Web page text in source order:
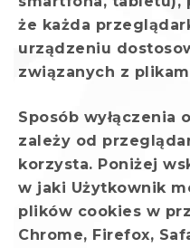
że każda
urządzeniu
związanych z
Sposób wyłączenia
zależy od
korzysta. Poniżej
w jaki Użytkownik
plików cookies w
Chrome, Firefox,